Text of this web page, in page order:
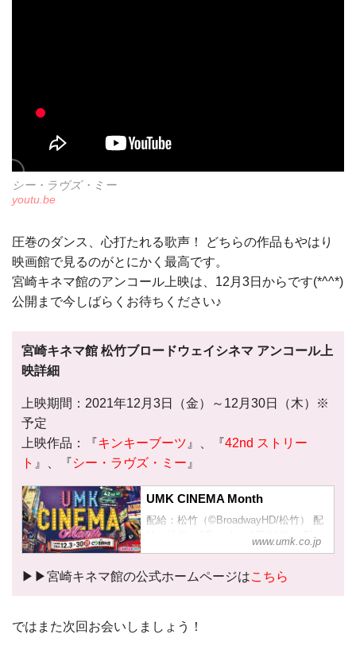
シー・ラヴズ・ミー
youtu.be
圧巻のダンス、心打たれる歌声！ どちらの作品もやはり
映画館で見るのがとにかく最高です。
宮崎キネマ館のアンコール上映は、12月3日からです(*^^*)
公開まで今しばらくお待ちください♪
宮崎キネマ館 松竹ブロードウェイシネマ アンコール上
映詳細
上映期間：2021年12月3日（金）～12月30日（木）※
予定
上映作品：『キンキーブーツ 』、『42nd ストリー
ト 』、『シー・ラヴズ・ミー 』
UMK CINEMA Month
配給：松竹（©BroadwayHD/松竹） 配
給：松竹（©BroadwayHD/松竹） 配
給：松竹（©BroadwayHD/松竹） UMK
映！ 上映期間 2021年1...
www.umk.co.jp
▶︎▶︎宮崎キネマ館の公式ホームページはこちら
ではまた次回お会いしましょう！